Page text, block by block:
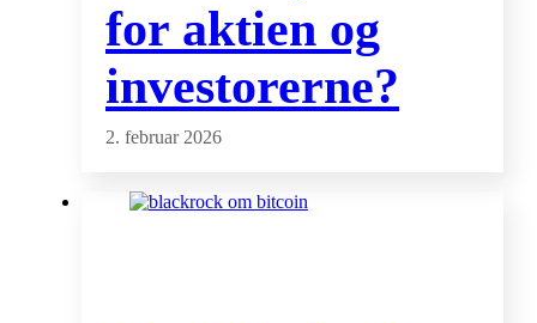
for aktien og
investorerne?
2. februar 2026